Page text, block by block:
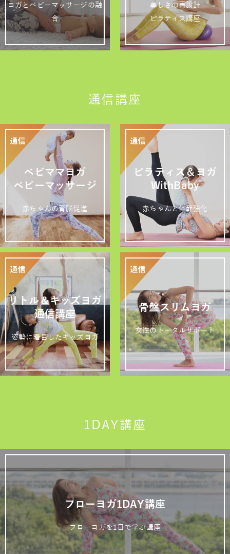
ヨガとベビーマッサージの融
合
美しさの再設計
ピラティス講座
通信講座
ベビママヨガ
ベビーマッサージ
赤ちゃんの育脳促進
ピラティス＆ヨガ
WithBaby
赤ちゃんと体幹強化
リトル＆キッズヨガ
通信講座
姿勢に着目したキッズヨガ
骨盤スリムヨガ
女性のトータルサポート
1DAY講座
フローヨガ1DAY講座
フローヨガを1日で学ぶ講座